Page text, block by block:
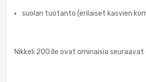
suolan tuotanto (erilaiset kasvien
Nikkeli 200:lle ovat ominaisia